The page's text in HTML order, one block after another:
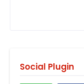
Social Plugin